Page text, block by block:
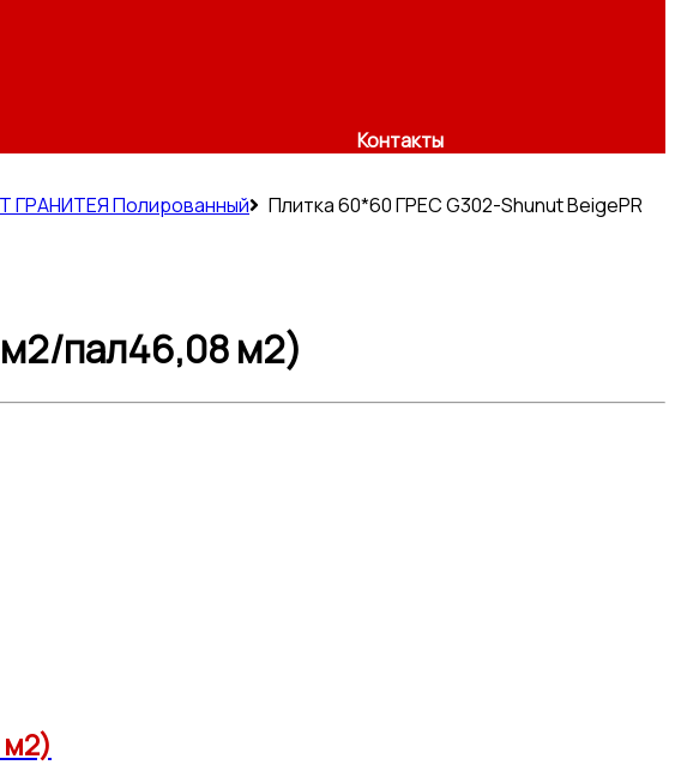
Контакты
ГРАНИТЕЯ Полированный
Плитка 60*60 ГРЕС G302-Shunut BeigePR
пал46,08 м2)